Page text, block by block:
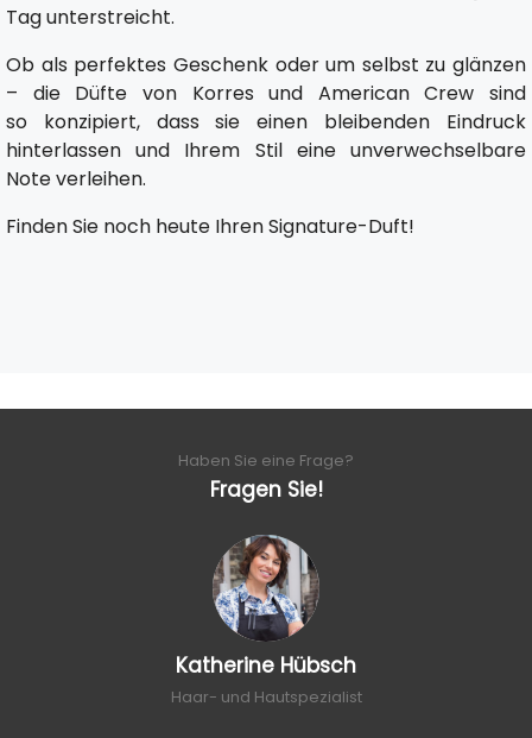
Tag unterstreicht.
Ob als perfektes Geschenk oder um selbst zu glänzen
– die Düfte von Korres und American Crew sind
so konzipiert, dass sie einen bleibenden Eindruck
hinterlassen und Ihrem Stil eine unverwechselbare
Note verleihen.
Finden Sie noch heute Ihren Signature-Duft!
Haben Sie eine Frage?
Fragen Sie!
Katherine Hübsch
Haar- und Hautspezialist